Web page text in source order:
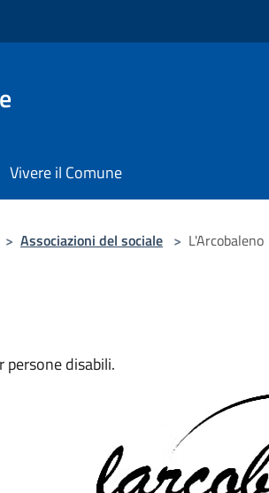
Vivere il Comune
> Associazioni del sociale > L'Arcobaleno
persone disabili.